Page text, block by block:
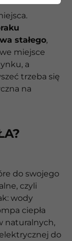
stałego,
miejsce
a
trzeba się
na
do swojego
czyli
wody
ciepła
naturalnych,
do